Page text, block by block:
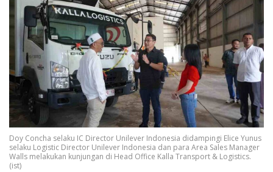
Doy Concha selaku IC Director Unilever Indonesia didampingi Elice Yunus
selaku Logistic Director Unilever Indonesia dan para Area Sales Manager
Walls melakukan kunjungan di Head Office Kalla Transport & Logistics.
(ist)